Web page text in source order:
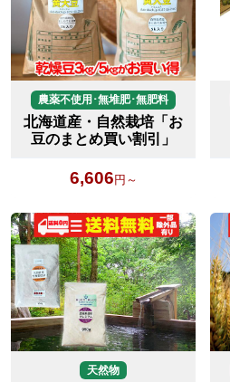
農薬不使用･無堆肥･無肥料
北海道産・自然栽培「お
豆のまとめ買い割引」
6,606 円～
天然物